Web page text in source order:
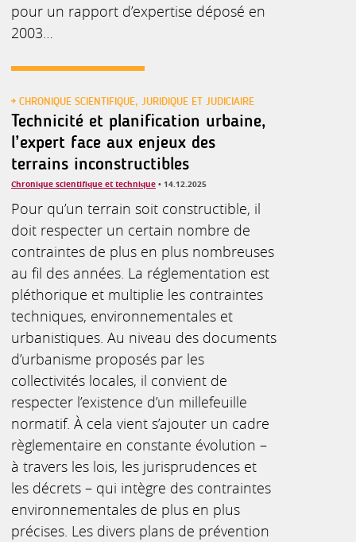
pour un rapport d’expertise déposé en
2003…
CHRONIQUE SCIENTIFIQUE, JURIDIQUE ET JUDICIAIRE
Technicité et planification urbaine,
l’expert face aux enjeux des
terrains inconstructibles
Chronique scientifique et technique • 14.12.2025
Pour qu’un terrain soit constructible, il
doit respecter un certain nombre de
contraintes de plus en plus nombreuses
au fil des années. La réglementation est
pléthorique et multiplie les contraintes
techniques, environnementales et
urbanistiques. Au niveau des documents
d’urbanisme proposés par les
collectivités locales, il convient de
respecter l’existence d’un millefeuille
normatif. À cela vient s’ajouter un cadre
règlementaire en constante évolution –
à travers les lois, les jurisprudences et
les décrets – qui intègre des contraintes
environnementales de plus en plus
précises. Les divers plans de prévention